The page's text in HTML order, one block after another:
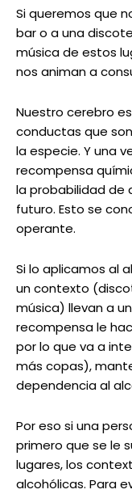
Si queremos que
bar o a una
música de estos
nos animan a
Nuestro cerebro
conductas que
la especie. Y una
recompensa
la probabilidad de
futuro. Esto se
operante.
Si lo aplicamos al
un contexto
música) llevan a
recompensa le
por lo que va a
más copas),
dependencia al
Por eso si una
primero que se le
lugares, los
alcohólicas. Para